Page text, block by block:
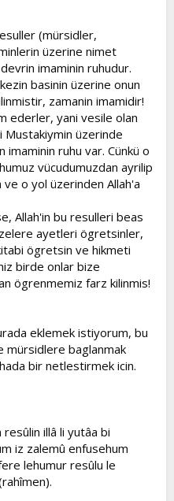
(mürsidler,
üzerine nimet
imaminin ruhudur.
basinin üzerine onun
zamanin imamidir!
ederler, yani vesile olan
Mustakiymin üzerinde
ruhu var. Cünkü o
vücudumuzdan ayrilip
o yol üzerinden Allah'a
Allah'in bu resulleri beas
ayetleri ögretsinler,
ögretsin ve hikmeti
birde onlar bize
ögrenmemiz farz kilinmis!
eklemek istiyorum, bu
mürsidlere baglanmak
bir netlestirmek icin.
illâ li yutâa bi
iz zalemû enfusehum
lehumur resûlu le